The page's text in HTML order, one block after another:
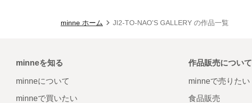
minne ホーム JI2-TO-NAO'S GALLERY の作品一覧
minneを知る
minneについて
minneで買いたい
作品販売について
minneで売りたい
食品販売